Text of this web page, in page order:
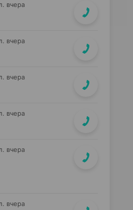
вчера
вчера
вчера
вчера
вчера
вчера